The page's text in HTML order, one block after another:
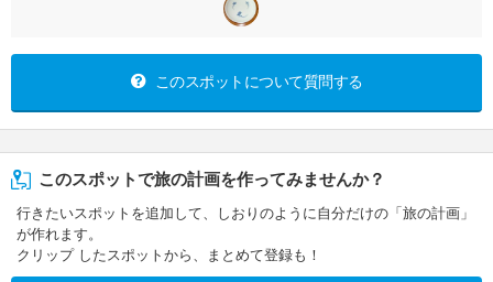
このスポットについて質問する
このスポットで旅の計画を作ってみませんか？
行きたいスポットを追加して、しおりのように自分だけの「旅の計画」
が作れます。
クリップ したスポットから、まとめて登録も！